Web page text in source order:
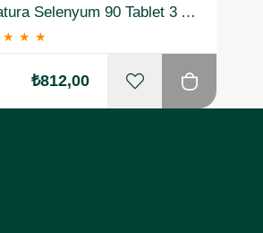
Venatura Selenyum 90 Tablet 3 Adet
★ ★ ★
₺812,00